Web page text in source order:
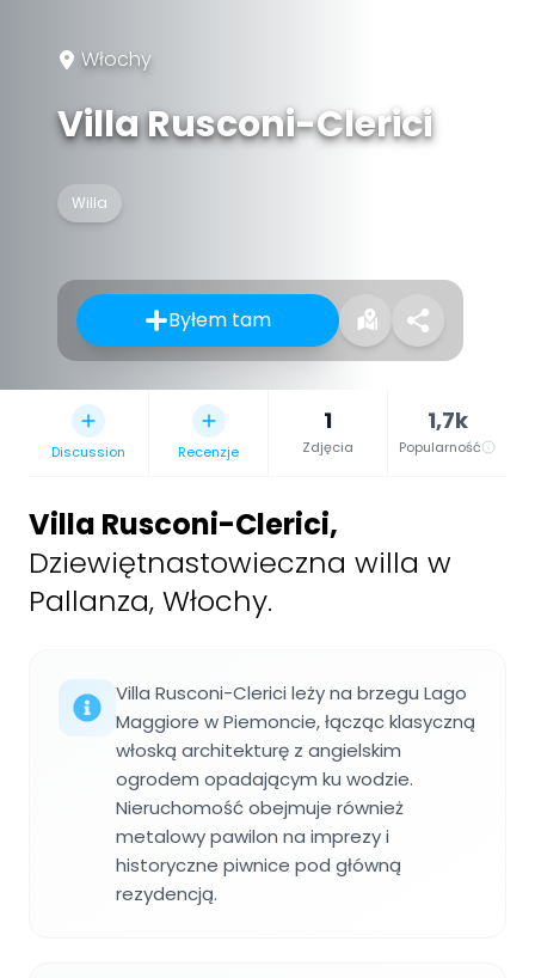
Włochy
Villa Rusconi-Clerici
Willa
Byłem tam
Discussion Recenzje
1
Zdjęcia
1,7k
Popularność
Villa Rusconi-Clerici,
Dziewiętnastowieczna willa w
Pallanza, Włochy.
Villa Rusconi-Clerici leży na brzegu Lago
Maggiore w Piemoncie, łącząc klasyczną
włoską architekturę z angielskim
ogrodem opadającym ku wodzie.
Nieruchomość obejmuje również
metalowy pawilon na imprezy i
historyczne piwnice pod główną
rezydencją.